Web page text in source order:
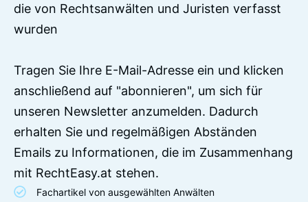
die von Rechtsanwälten und Juristen verfasst
wurden
Tragen Sie Ihre E-Mail-Adresse ein und klicken
anschließend auf "abonnieren", um sich für
unseren Newsletter anzumelden. Dadurch
erhalten Sie und regelmäßigen Abständen
Emails zu Informationen, die im Zusammenhang
mit RechtEasy.at stehen.
Fachartikel von ausgewählten Anwälten